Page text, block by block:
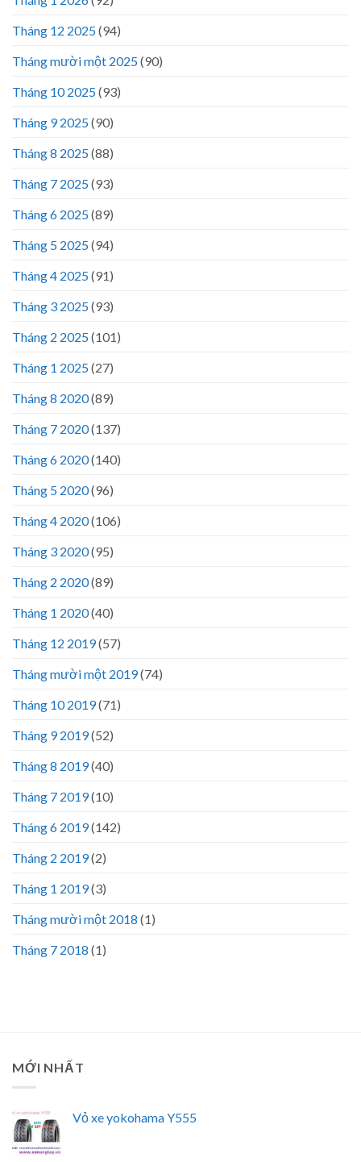
Tháng 12 2025(94)
Tháng mười một 2025(90)
Tháng 10 2025(93)
Tháng 9 2025(90)
Tháng 8 2025(88)
Tháng 7 2025(93)
Tháng 6 2025(89)
Tháng 5 2025(94)
Tháng 4 2025(91)
Tháng 3 2025(93)
Tháng 2 2025(101)
Tháng 1 2025(27)
Tháng 8 2020(89)
Tháng 7 2020(137)
Tháng 6 2020(140)
Tháng 5 2020(96)
Tháng 4 2020(106)
Tháng 3 2020(95)
Tháng 2 2020(89)
Tháng 1 2020(40)
Tháng 12 2019(57)
Tháng mười một 2019(74)
Tháng 10 2019(71)
Tháng 9 2019(52)
Tháng 8 2019(40)
Tháng 7 2019(10)
Tháng 6 2019(142)
Tháng 2 2019(2)
Tháng 1 2019(3)
Tháng mười một 2018 (1)
Tháng 7 2018 (1)
MỚI NHẤT
Vỏ xe yokohama Y555